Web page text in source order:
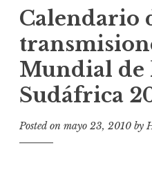
c
o
n
t
e
n
t
Calendario
Mundial de
Sudáfrica
Posted on mayo 23, 2010 by